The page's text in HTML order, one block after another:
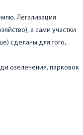
Легализация
а сами участки
сделаны для того,
озеленения, парковок